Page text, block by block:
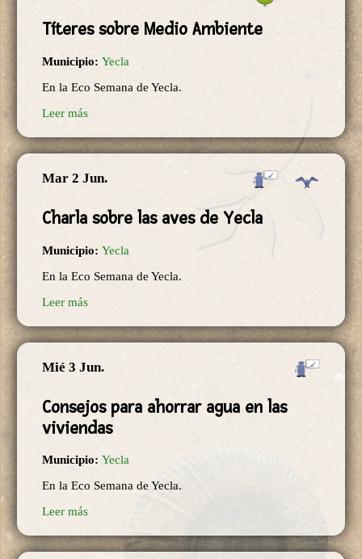
Títeres sobre Medio Ambiente
Municipio: Yecla
En la Eco Semana de Yecla.
Leer más
Mar 2 Jun.
Charla sobre las aves de Yecla
Municipio: Yecla
En la Eco Semana de Yecla.
Leer más
Mié 3 Jun.
Consejos para ahorrar agua en las
viviendas
Municipio: Yecla
En la Eco Semana de Yecla.
Leer más